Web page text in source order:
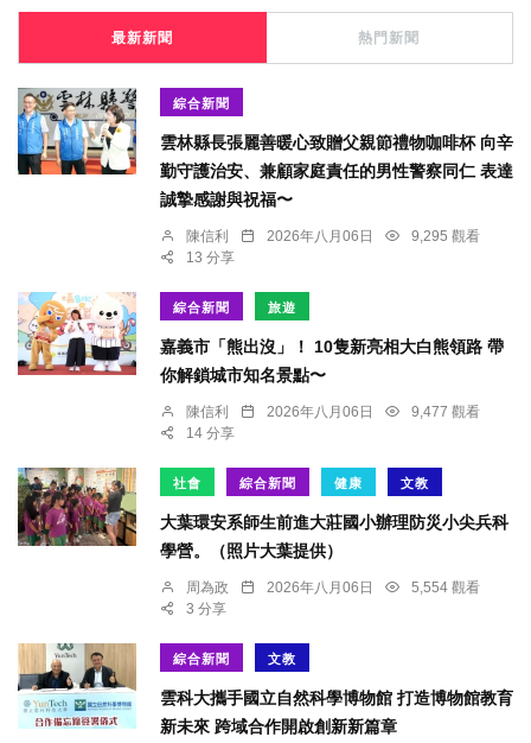
最新新聞 熱門新聞
綜合新聞
雲林縣長張麗善暖心致贈父親節禮物咖啡杯 向辛
勤守護治安、兼顧家庭責任的男性警察同仁 表達
誠摯感謝與祝福〜
陳信利 2026年八月06日
9,295 觀看
13 分享
綜合新聞 旅遊
嘉義市「熊出沒」！ 10隻新亮相大白熊領路 帶
你解鎖城市知名景點〜
陳信利 2026年八月06日
9,477 觀看
14 分享
社會 綜合新聞 健康 文教
大葉環安系師生前進大莊國小辦理防災小尖兵科
學營。（照片大葉提供）
周為政 2026年八月06日
5,554 觀看
3 分享
綜合新聞 文教
雲科大攜手國立自然科學博物館 打造博物館教育
新未來 跨域合作開啟創新新篇章